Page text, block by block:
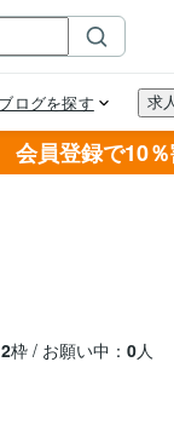
会員登録で10
2枠 / お願い中： 0人